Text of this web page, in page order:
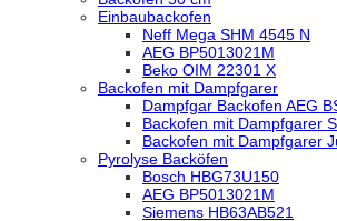
Einbaubackofen
Neff Mega SHM 4545 N
AEG BP5013021M
Beko OIM 22301 X
Backofen mit Dampfgarer
Dampfgar Backofen AEG
Backofen mit Dampfgarer
Backofen mit Dampfgarer
Pyrolyse Backöfen
Bosch HBG73U150
AEG BP5013021M
Siemens HB63AB521